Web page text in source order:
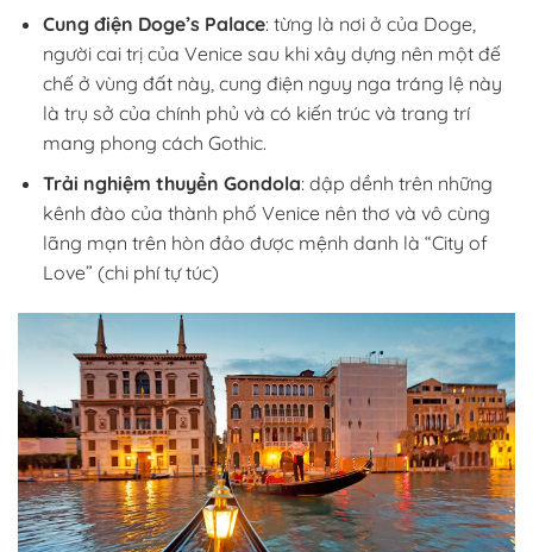
Cung điện Doge’s Palace: từng là nơi ở của Doge,
người cai trị của Venice sau khi xây dựng nên một đế
chế ở vùng đất này, cung điện nguy nga tráng lệ này
là trụ sở của chính phủ và có kiến trúc và trang trí
mang phong cách Gothic.
Trải nghiệm thuyền Gondola: dập dềnh trên những
kênh đào của thành phố Venice nên thơ và vô cùng
lãng mạn trên hòn đảo được mệnh danh là “City of
Love” (chi phí tự túc)